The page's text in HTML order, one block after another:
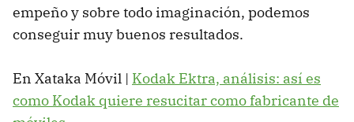
empeño y sobre todo imaginación, podemos
conseguir muy buenos resultados.
En Xataka Móvil | Kodak Ektra, análisis: así es
como Kodak quiere resucitar como fabricante de